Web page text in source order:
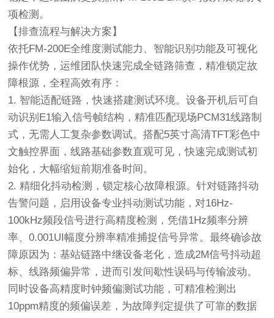
项检测。
【排查流程与解决方案】
依托FM-200E全维度测试能力、智能识别功能及可视化
操作优势，运维团队快速完成全链路筛查，精准锁定故
障根源，全程高效有序：
1. 智能适配链路，快速搭建测试环境。设备开机后可自
动识别E1输入信号帧结构，精准匹配现场PCM31线路制
式，无需人工复杂参数调试。搭配5英寸高清TFT彩色中
文触控界面，线路基础参数直观可见，快速完成测试初
始化，大幅缩短前期准备时间。
2.精细化抖动检测，锁定核心故障根源。针对链路抖动
告警问题，启用设备专业抖动测试功能，对16Hz-
100kHz频段信号进行高精度检测，凭借1Hz频率分辨
率、0.001UI幅度分辨率精准捕捉信号异常。最终确诊故
障原因为：基站链路中继设备老化，造成2M信号抖动超
标、线路频偏异常，进而引发间歇性误码与传输波动。
同时设备高精度时钟频偏测试功能，可精准检测出
10ppm精度的频偏误差，为故障判定提供了可靠的数据